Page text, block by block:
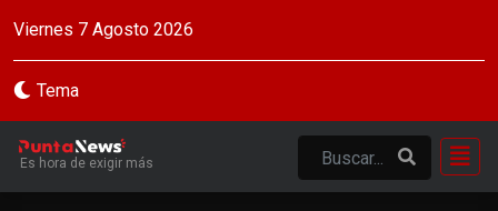
Viernes 7 Agosto 2026
Tema
Es hora de exigir más